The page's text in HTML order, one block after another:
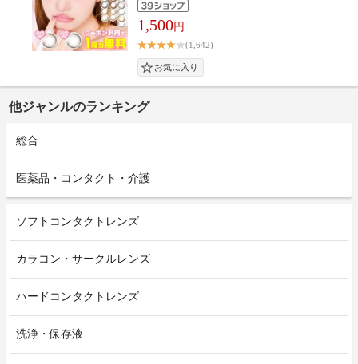
1,500円
(1,642)
他ジャンルのランキング
総合
医薬品・コンタクト・介護
ソフトコンタクトレンズ
カラコン・サークルレンズ
ハードコンタクトレンズ
洗浄・保存液